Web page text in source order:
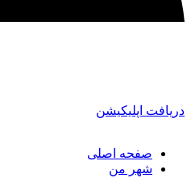
دریافت اپلیکیشن
صفحه اصلی
شهر من